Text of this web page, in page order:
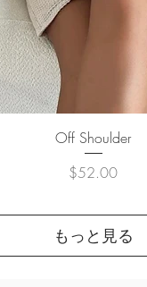
クイックビュー
Off Shoulder
価格
$52.00
もっと見る